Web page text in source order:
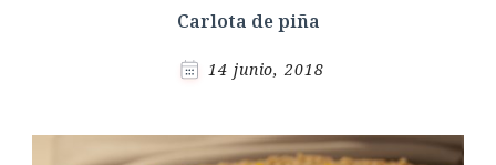
Carlota de piña
14 junio, 2018